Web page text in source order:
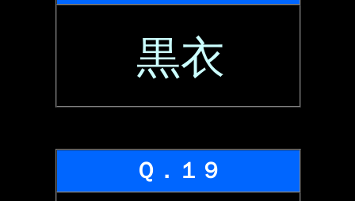
黒衣
Ｑ．１９